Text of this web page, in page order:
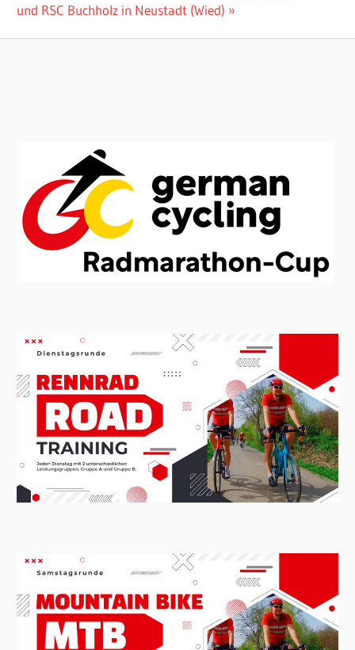
Beitrag:
und RSC Buchholz in Neustadt (Wied)